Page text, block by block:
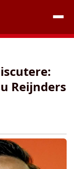
Reijnders